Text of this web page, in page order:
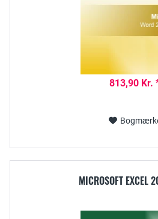
813,90 Kr.
MICROSOFT EXCEL